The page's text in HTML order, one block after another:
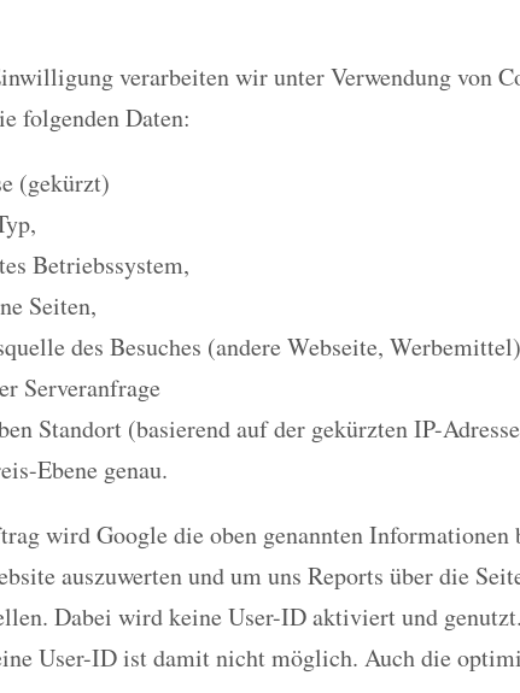
verarbeiten wir unter Verwendung von
folgenden Daten:
(gekürzt)
Betriebssystem,
Seiten,
des Besuches (andere Webseite, Werbemittel)
Serveranfrage
Standort (basierend auf der gekürzten IP-
Ebene genau.
wird Google die oben genannten Informationen
auszuwerten und um uns Reports über die
Dabei wird keine User-ID aktiviert und
User-ID ist damit nicht möglich. Auch die